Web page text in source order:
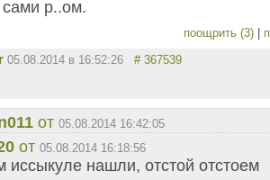
р..ом.
поощрить (3)
05.08.2014 в 16:52:26 # 367539
от 05.08.2014 16:42:05
от 05.08.2014 16:18:56
иссыкуле нашли, отстой отстоем